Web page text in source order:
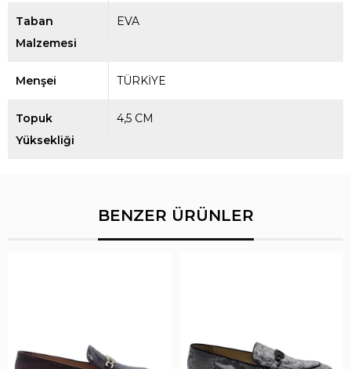
Taban
Malzemesi
EVA
Menşei TÜRKİYE
Topuk
Yüksekliği
4,5 CM
BENZER ÜRÜNLER